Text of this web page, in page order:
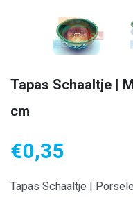
Tapas Schaaltje |
cm
€0,35
Tapas Schaaltje |